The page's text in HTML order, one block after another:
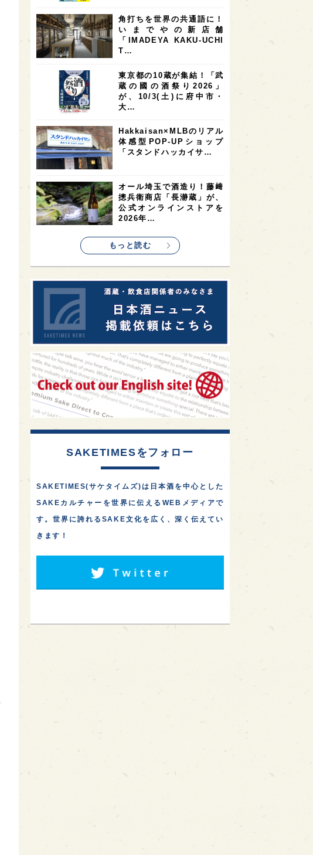
山口県 4 アメリカ 4 神奈川県 4
大分県 4 三重県 3 3 3
オーストラリア 台湾 2 アジア
SAKEの時代を生きる 1
全蔵めぐり 1 シンガポール 1 カナダ 1
1 熊本県 1
イギリス 1 ノルウェー 新宿区 1
歌舞伎町 1 沖縄県 1 鳥取県 1
saketimes_image_4 1
角打ちを世界の共通語に！
いまでやの新店舗
「IMADEYA KAKU-UCHI
T…
東京都の10蔵が集結！「武
蔵の國の酒祭り2026」
が、10/3(土)に府中市・
大…
Hakkaisan×MLBのリアル
体感型POP-UPショップ
「スタンドハッカイサ…
オール埼玉で酒造り！藤﨑
摠兵衛商店「長瀞蔵」が、
公式オンラインストアを
2026年…
もっと読む
SAKETIMESをフォロー
SAKETIMES(サケタイムズ)は日本酒を中心とした
SAKEカルチャーを世界に伝えるWEBメディアで
す。世界に誇れるSAKE文化を広く、深く伝えてい
きます！